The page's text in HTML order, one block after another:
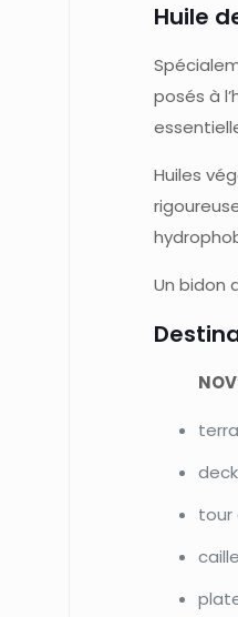
Huile
posés à
Huiles
Un bidon
tour